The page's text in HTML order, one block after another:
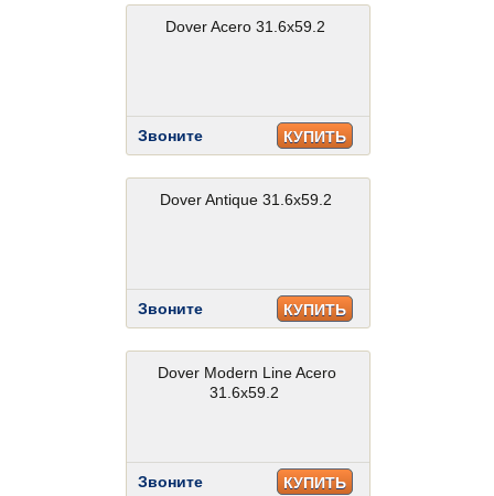
Dover Acero 31.6x59.2
Звоните КУПИТЬ
Dover Antique 31.6x59.2
Звоните КУПИТЬ
Dover Modern Line Acero
31.6x59.2
Звоните КУПИТЬ